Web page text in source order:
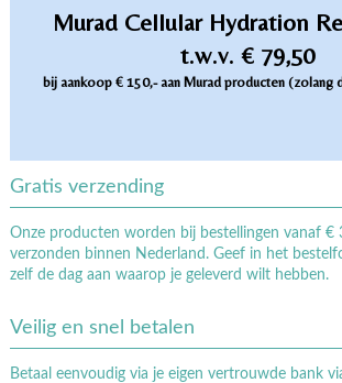
Murad Cellular Hydration
t.w.v. € 79,50
bij aankoop € 150,- aan Murad producten (zolang
Gratis verzending
Onze producten worden bij bestellingen vanaf €
verzonden binnen Nederland. Geef in het
zelf de dag aan waarop je geleverd wilt hebben.
Veilig en snel betalen
Betaal eenvoudig via je eigen vertrouwde bank